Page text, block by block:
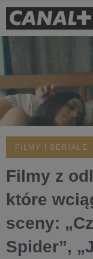
FILMY I SERIALE
Filmy z
które
sceny:
Spider”,